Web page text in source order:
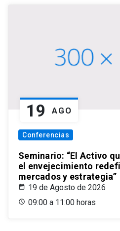
19 AGO
Conferencias
Seminario: “El Activo
el envejecimiento
mercados y estrategia”
19 de Agosto de 2026
09:00 a 11:00 horas